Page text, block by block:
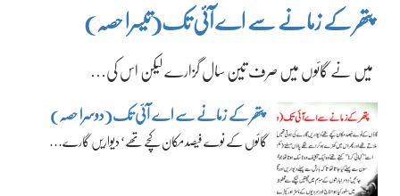
پتھر کے زمانے سے اے آئی تک(تیسرا حصہ)
میں نے گائوں میں صرف تین سال گزارے لیکن اس کی…
پتھر کے زمانے سے اے آئی تک(دوسرا حصہ)
گائوں کے نوے فیصد مکان کچے تھے‘ دیواریں گارے…